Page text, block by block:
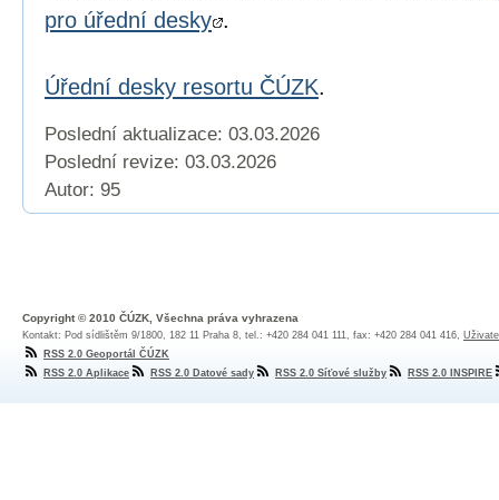
pro úřední desky .
Úřední desky resortu ČÚZK.
Poslední aktualizace: 03.03.2026
Poslední revize: 03.03.2026
Autor: 95
Copyright © 2010 ČÚZK, Všechna práva vyhrazena
Kontakt: Pod sídlištěm 9/1800, 182 11 Praha 8, tel.: +420 284 041 111, fax: +420 284 041 416,
RSS 2.0 Geoportál ČÚZK
RSS 2.0 Aplikace
RSS 2.0 Datové sady RSS 2.0 Síťové služby RSS 2.0 INSPIRE